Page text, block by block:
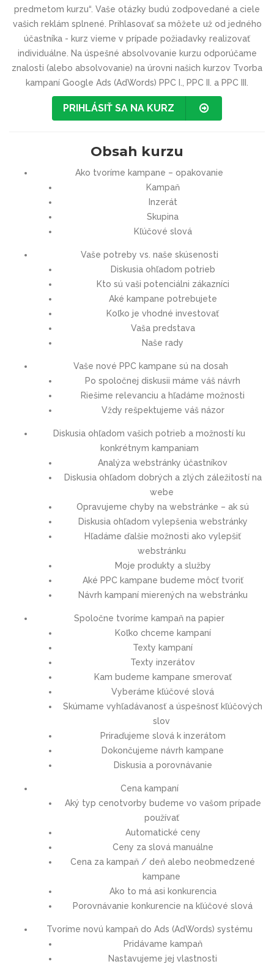
predmetom kurzu“. Vaše otázky budú zodpovedané a ciele
vašich reklám splnené. Prihlasovať sa môžete už od jedného
účastníka - kurz vieme v prípade požiadavky realizovať
individuálne. Na úspešné absolvovanie kurzu odporúčame
znalosti (alebo absolvovanie) na úrovni našich kurzov Tvorba
kampaní Google Ads (AdWords) PPC I., PPC II. a PPC III.
PRIHLÁSIŤ SA NA KURZ
Obsah kurzu
Ako tvoríme kampane – opakovanie
Kampaň
Inzerát
Skupina
Kľúčové slová
Vaše potreby vs. naše skúsenosti
Diskusia ohľadom potrieb
Kto sú vaši potenciálni zákazníci
Aké kampane potrebujete
Koľko je vhodné investovať
Vaša predstava
Naše rady
Vaše nové PPC kampane sú na dosah
Po spoločnej diskusii máme váš návrh
Riešime relevanciu a hľadáme možnosti
Vždy rešpektujeme váš názor
Diskusia ohľadom vašich potrieb a možností ku
konkrétnym kampaniam
Analýza webstránky účastníkov
Diskusia ohľadom dobrých a zlých záležitostí na
webe
Opravujeme chyby na webstránke – ak sú
Diskusia ohľadom vylepšenia webstránky
Hľadáme ďalšie možnosti ako vylepšiť
webstránku
Moje produkty a služby
Aké PPC kampane budeme môcť tvoriť
Návrh kampaní mierených na webstránku
Spoločne tvoríme kampaň na papier
Koľko chceme kampaní
Texty kampaní
Texty inzerátov
Kam budeme kampane smerovať
Vyberáme kľúčové slová
Skúmame vyhľadávanosť a úspešnosť kľúčových
slov
Priraďujeme slová k inzerátom
Dokončujeme návrh kampane
Diskusia a porovnávanie
Cena kampaní
Aký typ cenotvorby budeme vo vašom prípade
používať
Automatické ceny
Ceny za slová manuálne
Cena za kampaň / deň alebo neobmedzené
kampane
Ako to má asi konkurencia
Porovnávanie konkurencie na kľúčové slová
Tvoríme novú kampaň do Ads (AdWords) systému
Pridávame kampaň
Nastavujeme jej vlastnosti